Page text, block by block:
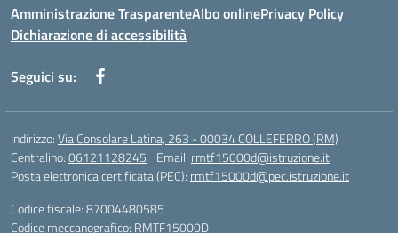
Amministrazione TrasparenteAlbo onlinePrivacy Policy
Dichiarazione di accessibilità
Seguici su:
Indirizzo:Via Consolare Latina, 263 - 00034 COLLEFERRO (RM)
Centralino:06121128245 Email: rmtf15000d@istruzione.it
Posta elettronica certificata (PEC): rmtf15000d@pec.istruzione.it
Codice fiscale: 87004480585
Codice meccanografico: RMTF15000D